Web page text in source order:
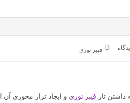
فیبر نوری
تار فیبر نوری و ایجاد تراز محوری آن